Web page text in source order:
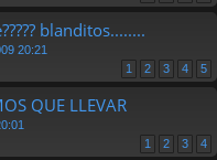
blanditos........
20:21
1 2 3 4 5
QUE LLEVAR
1 2 3 4